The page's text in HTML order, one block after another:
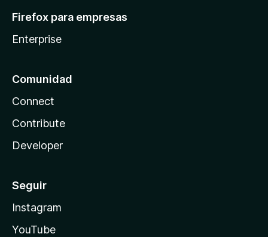
Firefox para empresas
Enterprise
Comunidad
Connect
Contribute
Developer
Seguir
Instagram
YouTube